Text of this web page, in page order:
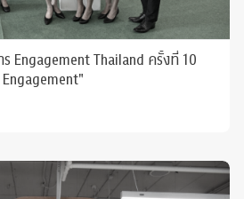
Engagement Thailand ครั้งที่ 10